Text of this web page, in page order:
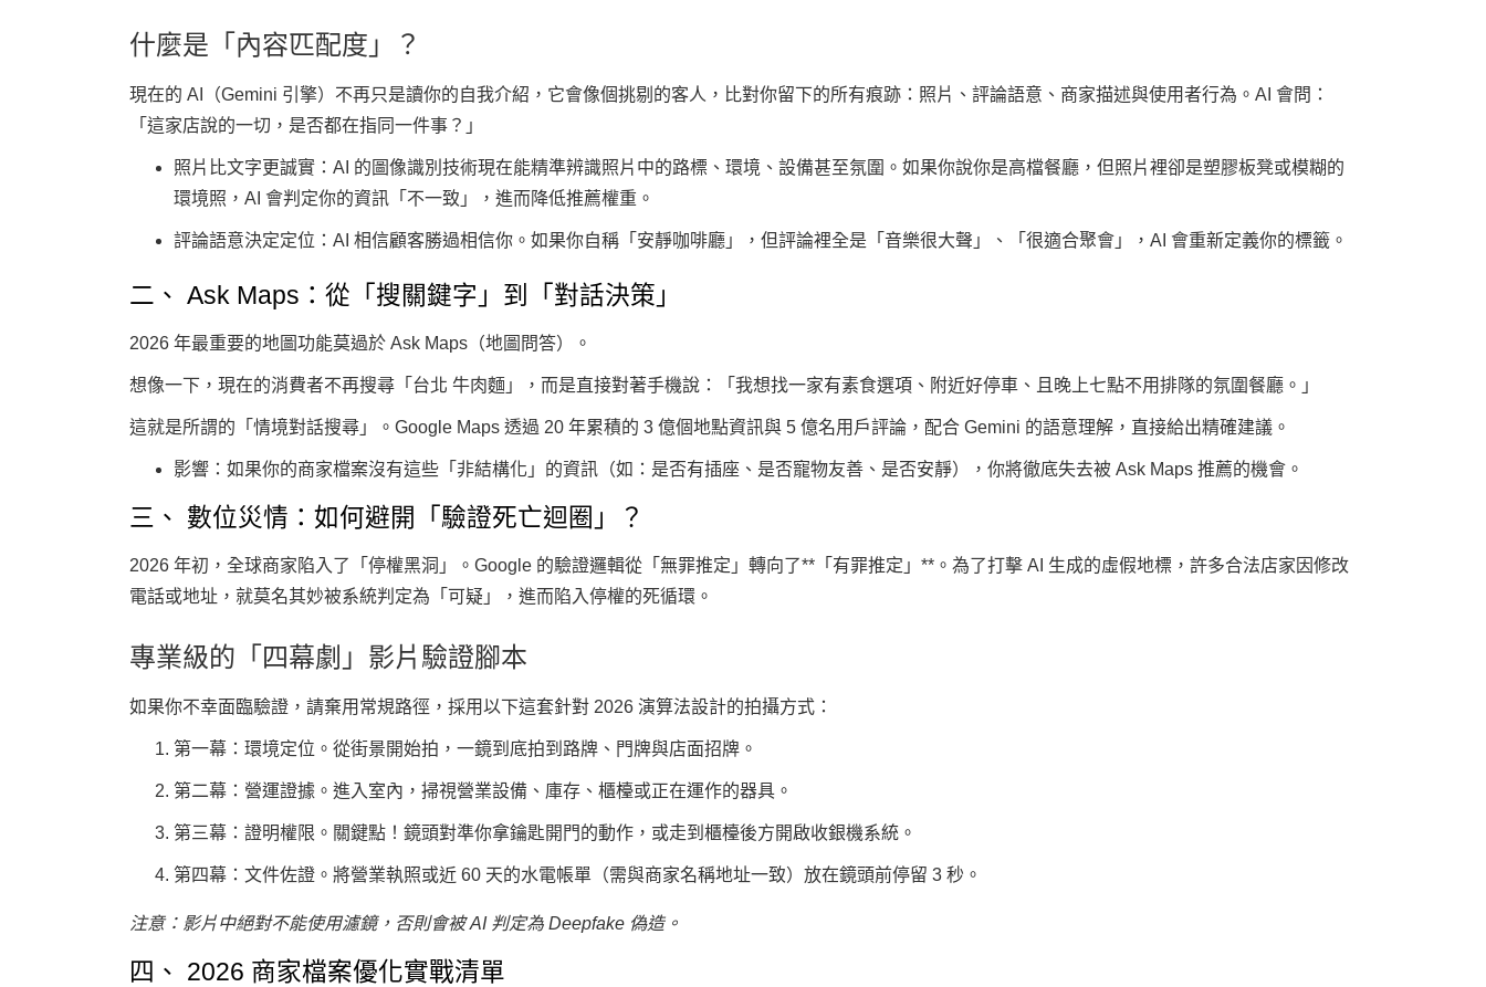
什麼是「內容匹配度」？
現在的 AI（Gemini 引擎）不再只是讀你的自我介紹，它會像個挑剔的客人，比對你留下的所有痕跡：照片、評論語意、商家描述與使用者行為。AI 會問：
「這家店說的一切，是否都在指同一件事？」
照片比文字更誠實 ：AI 的圖像識別技術現在能精準辨識照片中的路標、環境、設備甚至氛圍。如果你說你是高檔餐廳，但照片裡卻是塑膠板凳或模糊的
環境照，AI 會判定你的資訊「不一致」，進而降低推薦權重。
評論語意決定定位 ：AI 相信顧客勝過相信你。如果你自稱「安靜咖啡廳」，但評論裡全是「音樂很大聲」、「很適合聚會」，AI 會重新定義你的標籤。
二、 Ask Maps：從「搜關鍵字」到「對話決策」
2026 年最重要的地圖功能莫過於 Ask Maps（地圖問答） 。
想像一下，現在的消費者不再搜尋「台北 牛肉麵」，而是直接對著手機說：「我想找一家有素食選項、附近好停車、且晚上七點不用排隊的氛圍餐廳。」
這就是所謂的「情境對話搜尋」。Google Maps 透過 20 年累積的 3 億個地點資訊與 5 億名用戶評論，配合 Gemini 的語意理解，直接給出精確建議。
影響 ：如果你的商家檔案沒有這些「非結構化」的資訊（如：是否有插座、是否寵物友善、是否安靜），你將徹底失去被 Ask Maps 推薦的機會。
三、 數位災情：如何避開「驗證死亡迴圈」？
2026 年初，全球商家陷入了「停權黑洞」。Google 的驗證邏輯從「無罪推定」轉向了**「有罪推定」**。為了打擊 AI 生成的虛假地標，許多合法店家因修改
電話或地址，就莫名其妙被系統判定為「可疑」，進而陷入停權的死循環。
專業級的「四幕劇」影片驗證腳本
如果你不幸面臨驗證，請棄用常規路徑，採用以下這套針對 2026 演算法設計的拍攝方式：
第一幕：環境定位 。從街景開始拍，一鏡到底拍到路牌、門牌與店面招牌。
第二幕：營運證據 。進入室內，掃視營業設備、庫存、櫃檯或正在運作的器具。
第三幕：證明權限 。關鍵點！鏡頭對準你拿鑰匙開門的動作，或走到櫃檯後方開啟收銀機系統 。
第四幕：文件佐證 。將營業執照或近 60 天的水電帳單（需與商家名稱地址一致）放在鏡頭前停留 3 秒。
注意：影片中絕對不能使用濾鏡，否則會被 AI 判定為 Deepfake 偽造。
四、 2026 商家檔案優化實戰清單